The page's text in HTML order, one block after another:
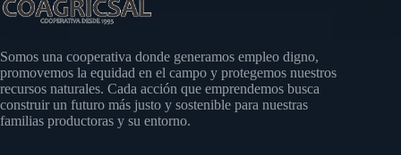
Somos una cooperativa donde generamos empleo digno,
promovemos la equidad en el campo y protegemos nuestros
recursos naturales. Cada acción que emprendemos busca
construir un futuro más justo y sostenible para nuestras
familias productoras y su entorno.